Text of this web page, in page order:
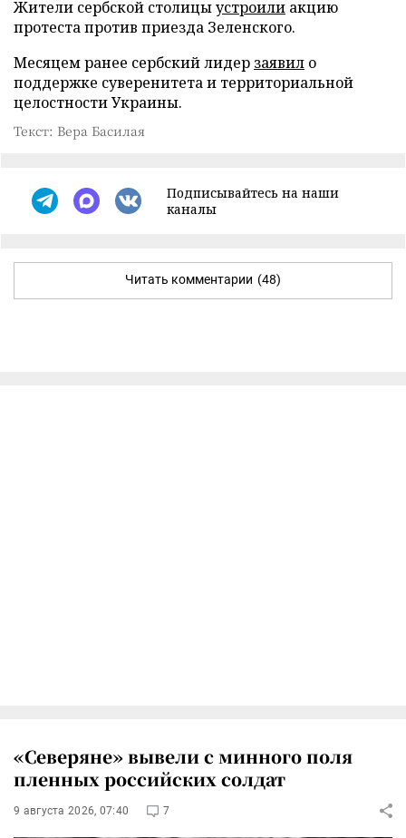
Жители сербской столицыустроили акцию
протеста против приезда Зеленского.
Месяцем ранее сербский лидер заявил о
поддержке суверенитета и территориальной
целостности Украины.
Текст: Вера Басилая
Подписывайтесь на наши
каналы
Читать комментарии (48)
«Северяне» вывели с минного поля
пленных российских солдат
9 августа 2026, 07:40 7